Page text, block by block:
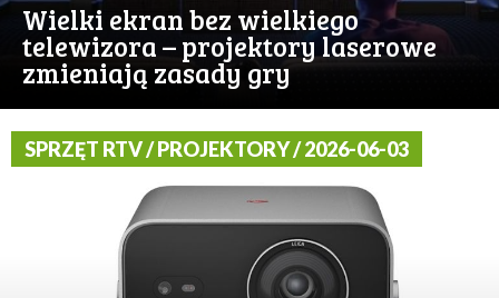
Wielki ekran bez wielkiego
telewizora – projektory laserowe
zmieniają zasady gry
SPRZĘT RTV / PROJEKTORY / 2026-06-03